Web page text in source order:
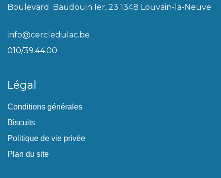
Boulevard. Baudouin Ier, 23 1348 Louvain-la-Neuve
info@cercledulac.be
010/39.44.00
Légal
Conditions générales
Biscuits
Politique de vie privée
Plan du site